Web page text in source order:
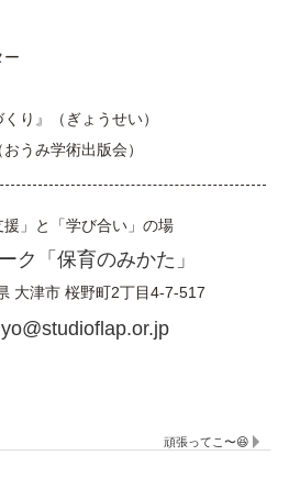
ー
り』（ぎょうせい）
うみ学術出版会）
」と「学び合い」の場
ク「保育のみかた」
大津市 桜野町2丁目4-7-517
頑張ってこ〜😆